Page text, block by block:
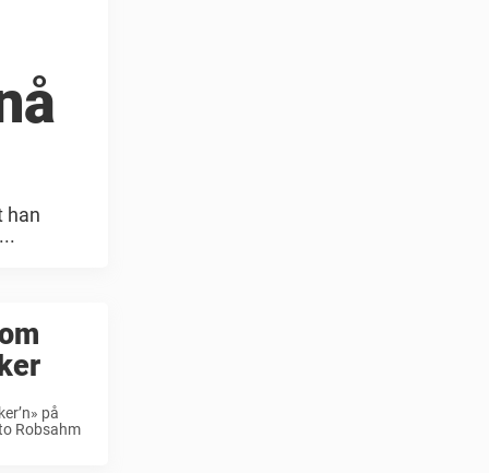
han
på
Robsahm